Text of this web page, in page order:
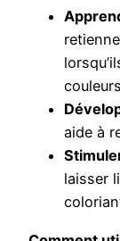
aide à
laisser